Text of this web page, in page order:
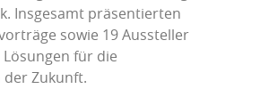
Insgesamt präsentierten
sowie 19 Aussteller
für die
Zukunft.